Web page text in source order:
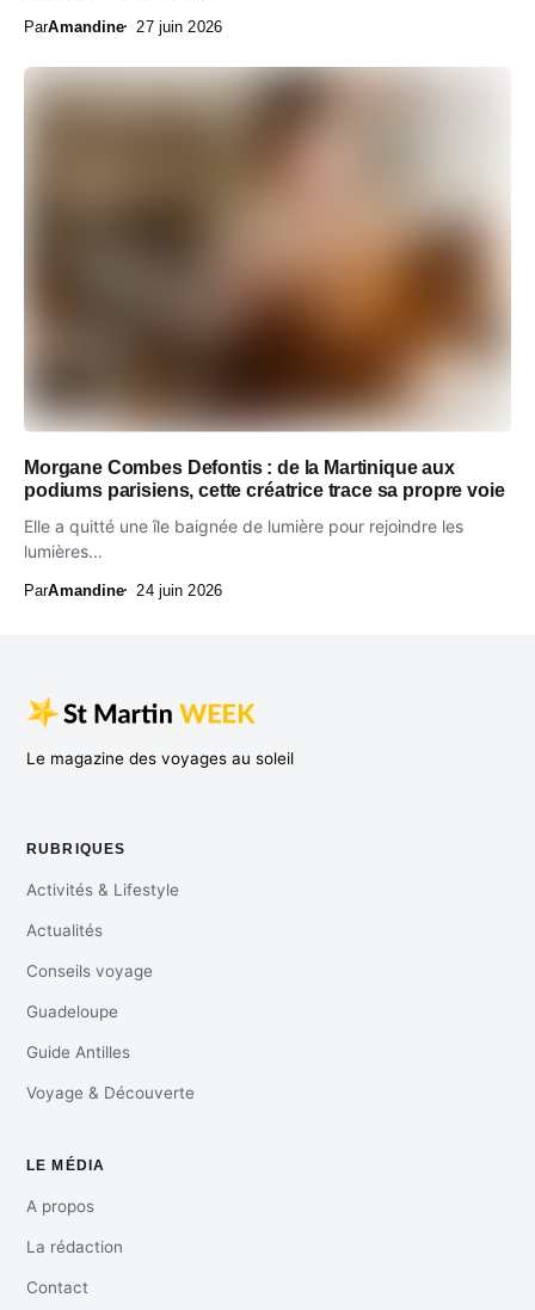
ParAmandine 27 juin 2026
Morgane Combes Defontis : de la Martinique aux
podiums parisiens, cette créatrice trace sa propre voie
Elle a quitté une île baignée de lumière pour rejoindre les
lumières...
ParAmandine 24 juin 2026
Le magazine des voyages au soleil
RUBRIQUES
Activités & Lifestyle
Actualités
Conseils voyage
Guadeloupe
Guide Antilles
Voyage & Découverte
LE MÉDIA
A propos
La rédaction
Contact